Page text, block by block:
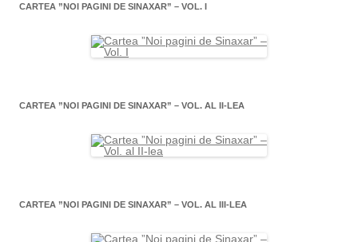
CARTEA ”NOI PAGINI DE SINAXAR” – VOL. I
CARTEA ”NOI PAGINI DE SINAXAR” – VOL. AL II-LEA
CARTEA ”NOI PAGINI DE SINAXAR” – VOL. AL III-LEA